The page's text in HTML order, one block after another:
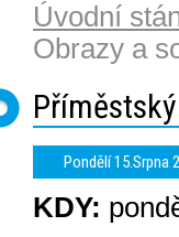
Úvodní
Obrazy a
Pondělí 15.Srpna
KDY: